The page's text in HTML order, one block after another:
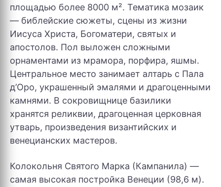
площадью более 8000 м². Тематика мозаик
— библейские сюжеты, сцены из жизни
Иисуса Христа, Богоматери, святых и
апостолов. Пол выложен сложными
орнаментами из мрамора, порфира, яшмы.
Центральное место занимает алтарь с Пала
д’Оро, украшенный эмалями и драгоценными
камнями. В сокровищнице базилики
хранятся реликвии, драгоценная церковная
утварь, произведения византийских и
венецианских мастеров.
Колокольня Святого Марка (Кампанила) —
самая высокая постройка Венеции (98,6 м).